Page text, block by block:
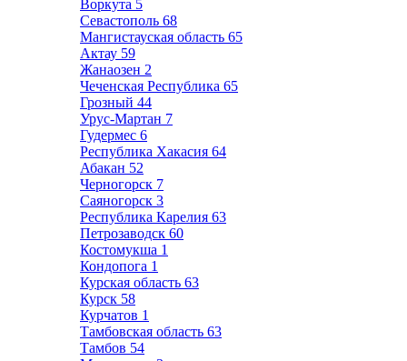
Воркута 5
Севастополь 68
Мангистауская область 65
Актау 59
Жанаозен 2
Чеченская Республика 65
Грозный 44
Урус-Мартан 7
Гудермес 6
Республика Хакасия 64
Абакан 52
Черногорск 7
Саяногорск 3
Республика Карелия 63
Петрозаводск 60
Костомукша 1
Кондопога 1
Курская область 63
Курск 58
Курчатов 1
Тамбовская область 63
Тамбов 54